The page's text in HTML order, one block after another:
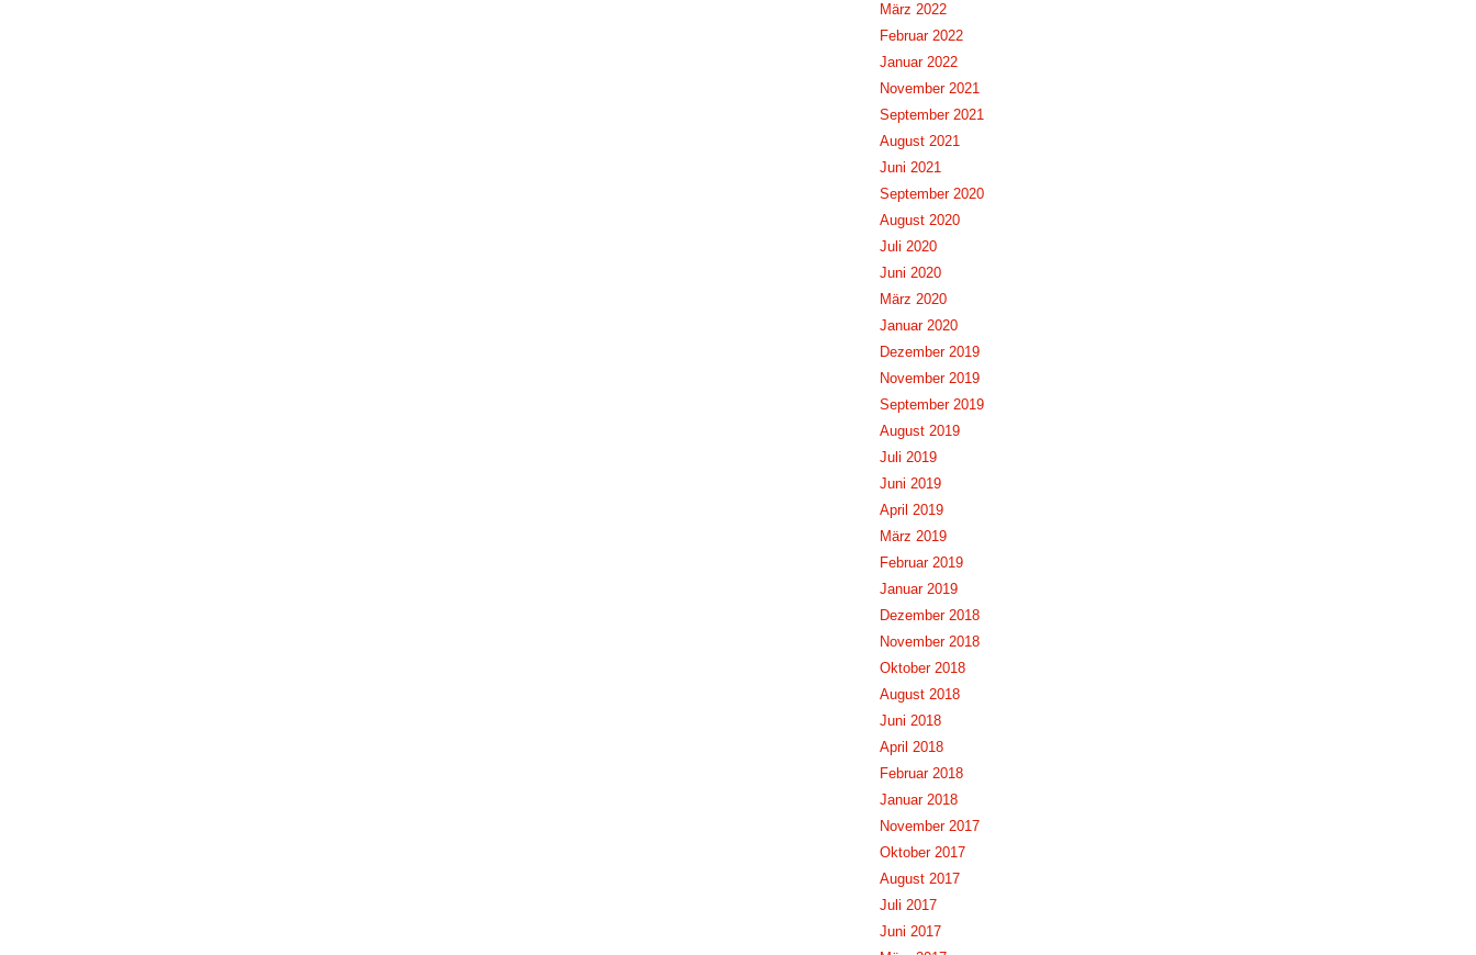
März 2022
Februar 2022
Januar 2022
November 2021
September 2021
August 2021
Juni 2021
September 2020
August 2020
Juli 2020
Juni 2020
März 2020
Januar 2020
Dezember 2019
November 2019
September 2019
August 2019
Juli 2019
Juni 2019
April 2019
März 2019
Februar 2019
Januar 2019
Dezember 2018
November 2018
Oktober 2018
August 2018
Juni 2018
April 2018
Februar 2018
Januar 2018
November 2017
Oktober 2017
August 2017
Juli 2017
Juni 2017